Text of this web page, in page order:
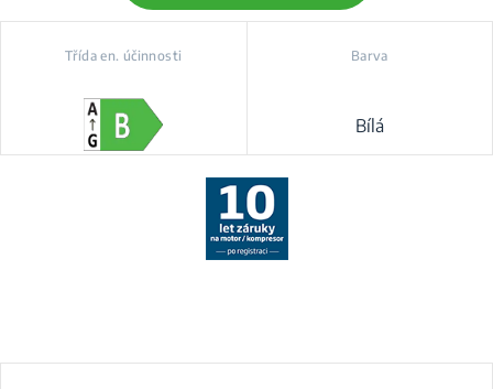
Třída en. účinnosti Barva
Bílá